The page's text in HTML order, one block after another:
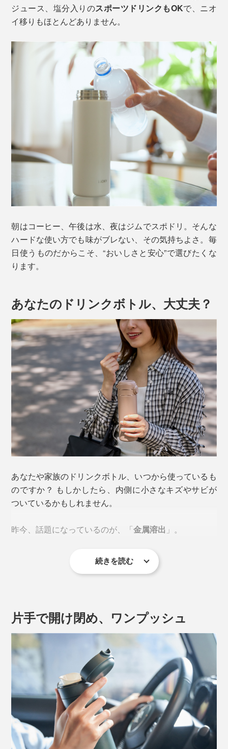
ジュース、塩分入りのスポーツドリンクもOKで、ニオ
イ移りもほとんどありません。
朝はコーヒー、午後は水、夜はジムでスポドリ。そんな
ハードな使い方でも味がブレない、その気持ちよさ。毎
日使うものだからこそ、“おいしさと安心”で選びたくな
ります。
あなたのドリンクボトル、大丈夫？
あなたや家族のドリンクボトル、いつから使っているも
のですか？ もしかしたら、内側に小さなキズやサビが
ついているかもしれません。
昨今、話題になっているのが、「金属溶出 」。
2025年には、厚生労働省が下記のような注意喚起をXに
続きを読む
片手で開け閉め、ワンプッシュ